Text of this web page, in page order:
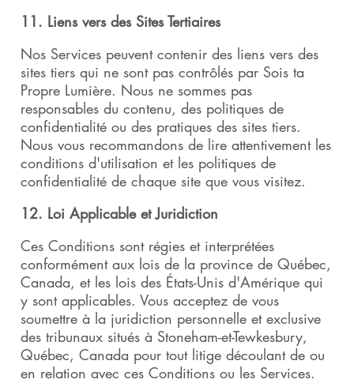
11. Liens vers des Sites Tertiaires
Nos Services peuvent contenir des liens vers des
sites tiers qui ne sont pas contrôlés par Sois ta
Propre Lumière. Nous ne sommes pas
responsables du contenu, des politiques de
confidentialité ou des pratiques des sites tiers.
Nous vous recommandons de lire attentivement les
conditions d'utilisation et les politiques de
confidentialité de chaque site que vous visitez.
12. Loi Applicable et Juridiction
Ces Conditions sont régies et interprétées
conformément aux lois de la province de Québec,
Canada, et les lois des États-Unis d'Amérique qui
y sont applicables. Vous acceptez de vous
soumettre à la juridiction personnelle et exclusive
des tribunaux situés à Stoneham-et-Tewkesbury,
Québec, Canada pour tout litige découlant de ou
en relation avec ces Conditions ou les Services.